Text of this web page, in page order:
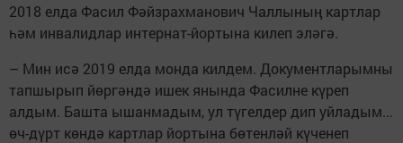
2018 елда Фасил Фәйзрахманович Чаллының картлар
һәм инвалидлар интернат-йортына килеп эләгә.
– Мин исә 2019 елда монда килдем. Документларымны
тапшырып йөргәндә ишек янында Фасилне күреп
алдым. Башта ышанмадым, ул түгелдер дип уйладым...
өч-дүрт көндә картлар йортына бөтенләй күченеп